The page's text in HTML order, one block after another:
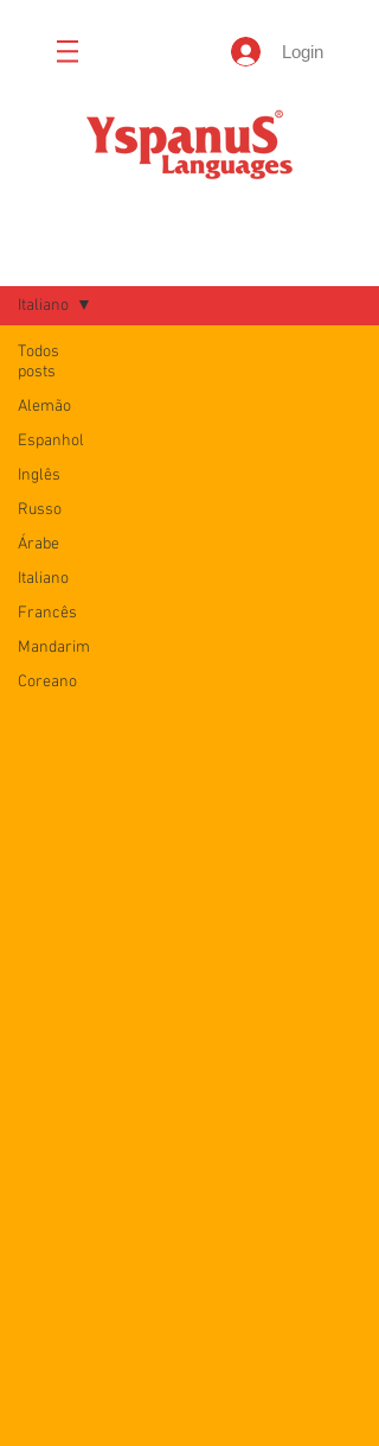
Login
Todos
posts
Alemão
Espanhol
Inglês
Russo
Árabe
Italiano
Francês
Mandarim
Coreano
Italiano